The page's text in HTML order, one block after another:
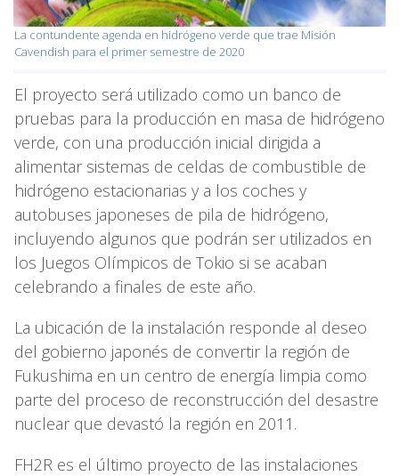
La contundente agenda en hidrógeno verde que trae Misión
Cavendish para el primer semestre de 2020
El proyecto será utilizado como un banco de
pruebas para la producción en masa de hidrógeno
verde, con una producción inicial dirigida a
alimentar sistemas de celdas de combustible de
hidrógeno estacionarias y a los coches y
autobuses japoneses de pila de hidrógeno,
incluyendo algunos que podrán ser utilizados en
los Juegos Olímpicos de Tokio si se acaban
celebrando a finales de este año.
La ubicación de la instalación responde al deseo
del gobierno japonés de convertir la región de
Fukushima en un centro de energía limpia como
parte del proceso de reconstrucción del desastre
nuclear que devastó la región en 2011.
FH2R es el último proyecto de las instalaciones